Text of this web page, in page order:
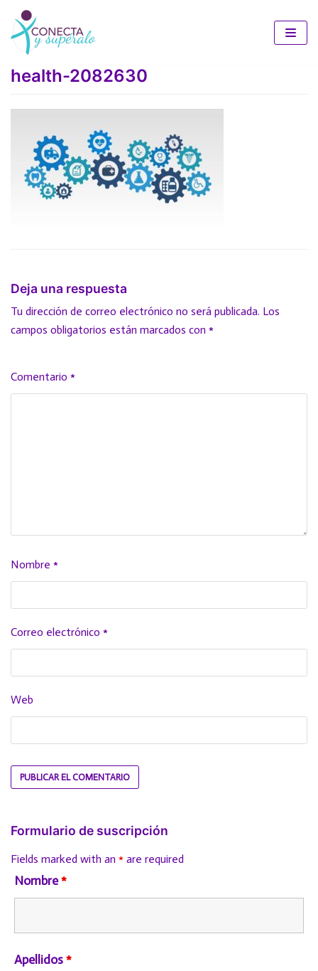
Saltar
contenido
health-2082630
Deja una respuesta
Tu dirección de correo electrónico no será publicada. Los
campos obligatorios están marcados con *
Comentario *
Nombre *
Correo electrónico *
Web
Formulario de suscripción
Fields marked with an * are required
Nombre*
Apellidos*